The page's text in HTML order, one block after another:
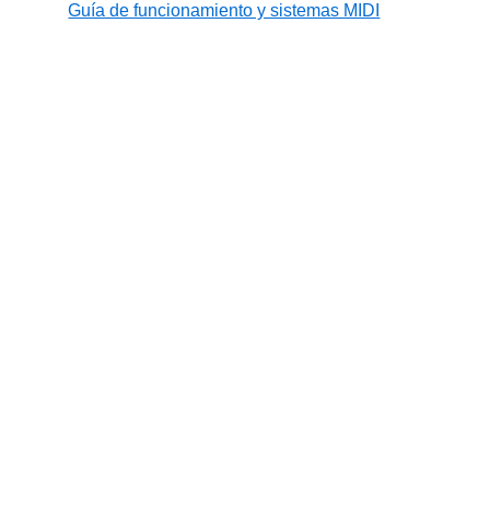
Guía de funcionamiento y sistemas MIDI